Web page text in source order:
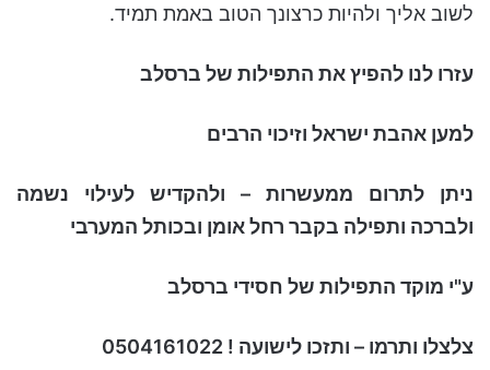
לשוב אליך ולהיות כרצונך הטוב באמת תמיד.
עזרו לנו להפיץ את התפילות של ברסלב
למען אהבת ישראל וזיכוי הרבים
ניתן לתרום ממעשרות – ולהקדיש לעילוי נשמה
ולברכה ותפילה בקבר רחל אומן ובכותל המערבי
ע"י מוקד התפילות של חסידי ברסלב
צלצלו ותרמו – ותזכו לישועה ! 0504161022